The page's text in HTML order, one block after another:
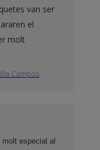
van ser
el
molt
Campos
especial al